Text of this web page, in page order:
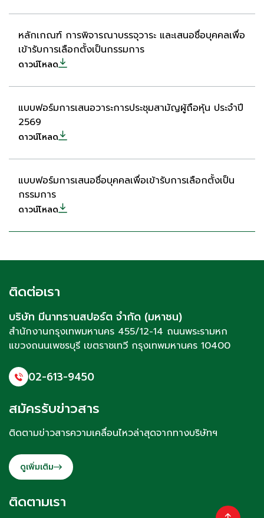
หลักเกณฑ์ การพิจารณาบรรจุวาระ และเสนอชื่อบุคคลเพื่อ
เข้ารับการเลือกตั้งเป็นกรรมการ
ดาวน์โหลด
แบบฟอร์มการเสนอวาระการประชุมสามัญผู้ถือหุ้น ประจำปี
2569
ดาวน์โหลด
แบบฟอร์มการเสนอชื่อบุคคลเพื่อเข้ารับการเลือกตั้งเป็น
กรรมการ
ดาวน์โหลด
ติดต่อเรา
บริษัท มีนาทรานสปอร์ต จำกัด (มหาชน)
สำนักงานกรุงเทพมหานคร 455/12-14 ถนนพระรามหก
แขวงถนนเพชรบุรี เขตราชเทวี กรุงเทพมหานคร 10400
02-613-9450
สมัครรับข่าวสาร
ติดตามข่าวสารความเคลื่อนไหวล่าสุดจากทางบริษัทฯ
ดูเพิ่มเติม
ติดตามเรา